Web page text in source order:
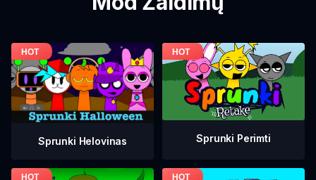
Sprunki Helovinas Sprunki Perimti